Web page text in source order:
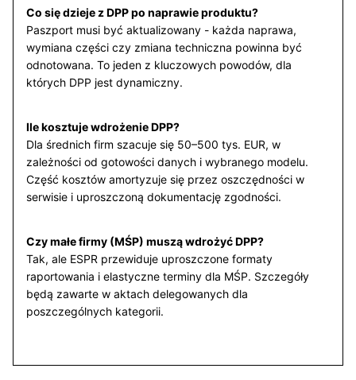
Co się dzieje z DPP po naprawie produktu?
Paszport musi być aktualizowany - każda naprawa,
wymiana części czy zmiana techniczna powinna być
odnotowana. To jeden z kluczowych powodów, dla
których DPP jest dynamiczny.
Ile kosztuje wdrożenie DPP?
Dla średnich firm szacuje się 50–500 tys. EUR, w
zależności od gotowości danych i wybranego modelu.
Część kosztów amortyzuje się przez oszczędności w
serwisie i uproszczoną dokumentację zgodności.
Czy małe firmy (MŚP) muszą wdrożyć DPP?
Tak, ale ESPR przewiduje uproszczone formaty
raportowania i elastyczne terminy dla MŚP. Szczegóły
będą zawarte w aktach delegowanych dla
poszczególnych kategorii.